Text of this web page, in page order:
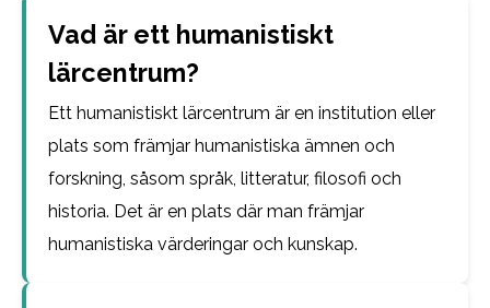
Vad är ett humanistiskt
lärcentrum?
Ett humanistiskt lärcentrum är en institution eller
plats som främjar humanistiska ämnen och
forskning, såsom språk, litteratur, filosofi och
historia. Det är en plats där man främjar
humanistiska värderingar och kunskap.